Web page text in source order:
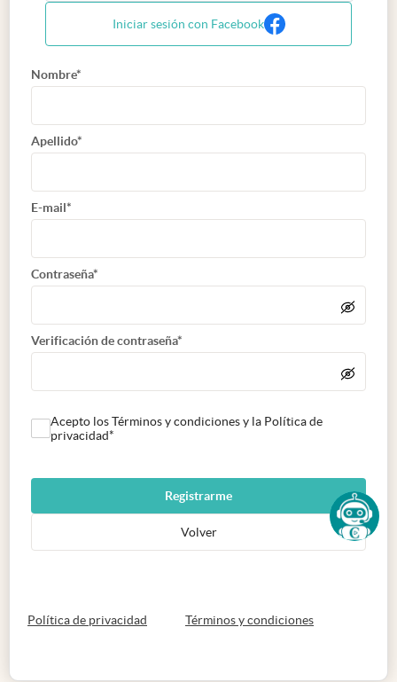
Iniciar sesión con Facebook
Nombre*
Apellido*
E-mail*
Contraseña*
Verificación de contraseña*
Acepto los Términos y condiciones y la Política de
privacidad*
Registrarme
Volver
Política de privacidad abre en nueva pestaña
Términos y condicionesabre en nueva